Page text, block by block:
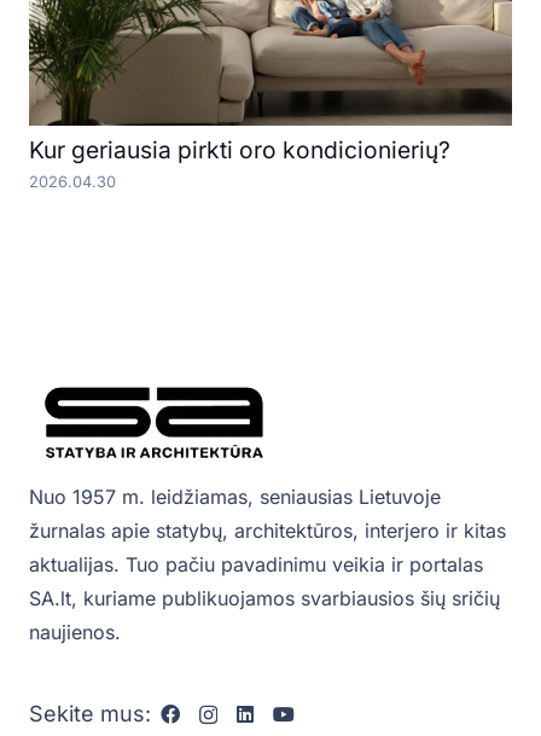
Kur geriausia pirkti oro kondicionierių?
2026.04.30
Nuo 1957 m. leidžiamas, seniausias Lietuvoje
žurnalas apie statybų, architektūros, interjero ir kitas
aktualijas. Tuo pačiu pavadinimu veikia ir portalas
SA.lt, kuriame publikuojamos svarbiausios šių sričių
naujienos.
Sekite mus: